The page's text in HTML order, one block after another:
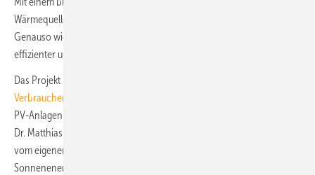
Wärmequellen sind die Klimaziele nicht rechtzeitig zu erreichen.
Genauso wichtig ist es, dass der Energieverbrauch insgesamt
effizienter und suffizienter, also maßvoller, wird.
Das Projekt EE-Rebound stellt
Verbraucher
PV-Anlagen werden noch häufig falsche Botschaften vermittelt, sagt
Dr. Matthias Pfaff vom Fraunhofer ISI: „Oft wird geraten, möglichst viel
vom eigenen Solarstrom selbst zu nutzen. Auch Aussagen wie ‚die
Sonnenenergie sei unerschöpflich‘ motivieren nicht zum